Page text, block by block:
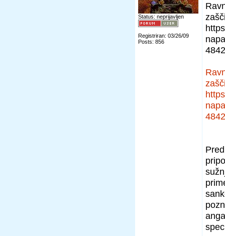
Status: neprijavljen
Registriran: 03/26/09
Posts: 856